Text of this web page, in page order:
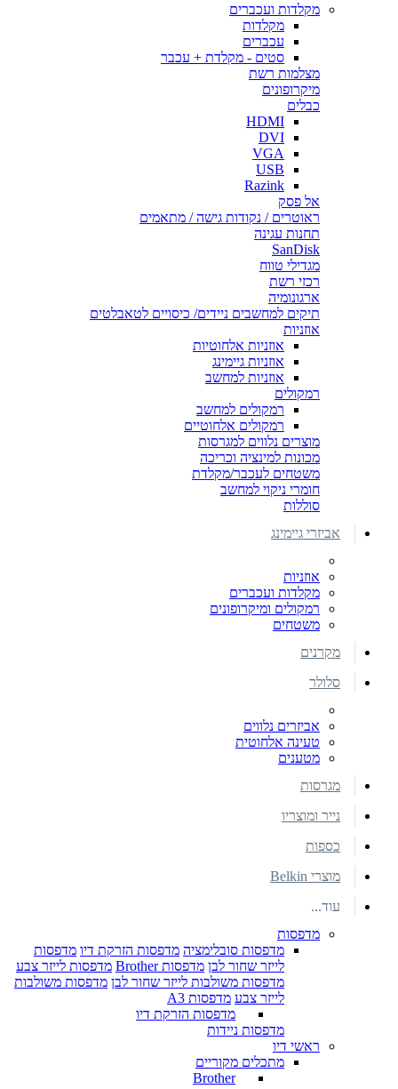
מקלדות ועכברים
מקלדות
עכברים
סטים - מקלדת + עכבר
מצלמות רשת
מיקרופונים
כבלים
HDMI
DVI
VGA
USB
Razink
אל פסק
ראוטרים / נקודות גישה / מתאמים
תחנות עגינה
SanDisk
מגדילי טווח
רכזי רשת
ארגונומיה
תיקים למחשבים ניידים/ כיסויים לטאבלטים
אוזניות
אוזניות אלחוטיות
אוזניות גיימינג
אוזניות למחשב
רמקולים
רמקולים למחשב
רמקולים אלחוטיים
מוצרים נלווים למגרסות
מכונות למינציה וכריכה
משטחים לעכבר/מקלדת
חומרי ניקוי למחשב
סוללות
אביזרי גיימינג
אוזניות
מקלדות ועכברים
רמקולים ומיקרופונים
משטחים
מקרנים
סלולר
אביזרים נלווים
טעינה אלחוטית
מטענים
מגרסות
נייר ומוצריו
כספות
מוצרי Belkin
עוד...
מדפסות
מדפסות סובלימציה מדפסות הזרקת דיו מדפסות
לייזר שחור לבן מדפסות Brother
מדפסות לייזר צבע
מדפסות משולבות לייזר שחור לבן מדפסות משולבות
לייזר צבע מדפסות A3
מדפסות הזרקת דיו
מדפסות ניידות
ראשי דיו
מתכלים מקוריים
Brother